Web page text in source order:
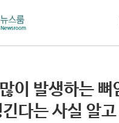
이 발생하는 뼈
다는 사실 알